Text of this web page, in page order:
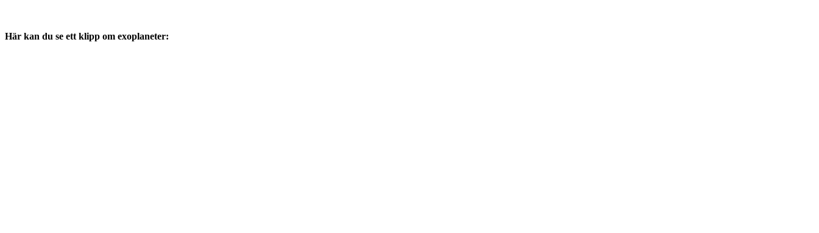
Här kan du se ett klipp om exoplaneter: